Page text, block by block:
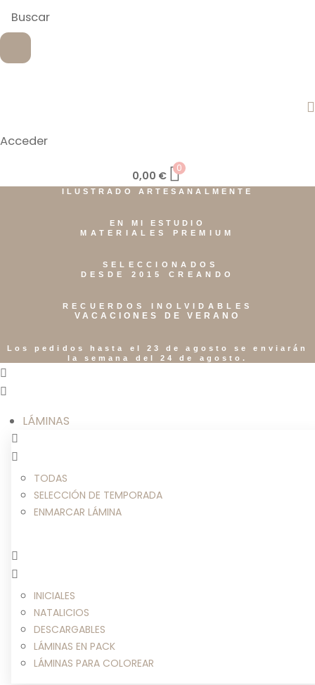
Acceder
0,00 €
0
ILUSTRADO ARTESANALMENTE
EN MI ESTUDIO
MATERIALES PREMIUM
SELECCIONADOS
DESDE 2015 CREANDO
RECUERDOS INOLVIDABLES
VACACIONES DE VERANO
Los pedidos hasta el 23 de agosto se enviarán
la semana del 24 de agosto.
LÁMINAS
TODAS
SELECCIÓN DE TEMPORADA
ENMARCAR LÁMINA
INICIALES
NATALICIOS
DESCARGABLES
LÁMINAS EN PACK
LÁMINAS PARA COLOREAR